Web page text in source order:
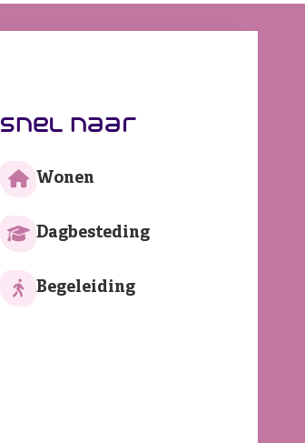
snel naar
Wonen
Dagbesteding
Begeleiding